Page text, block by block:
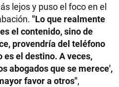
lejos y puso el foco en el
"Lo que realmente
el contenido, sino de
provendría del teléfono
es el destino. A veces,
abogados que se merece',
favor a otros",